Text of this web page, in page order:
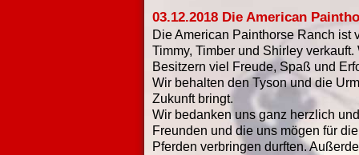
03.12.2018 Die American
Die American Painthorse Ranch ist
Timmy, Timber und Shirley
Besitzern viel Freude, Spaß und
Wir behalten den Tyson und die
Zukunft bringt.
Wir bedanken uns ganz herzlich
Freunden und die uns mögen für
Pferden verbringen durften.